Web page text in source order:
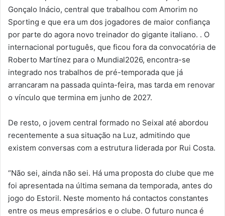
Gonçalo Inácio, central que trabalhou com Amorim no
Sporting e que era um dos jogadores de maior confiança
por parte do agora novo treinador do gigante italiano. . O
internacional português, que ficou fora da convocatória de
Roberto Martínez para o Mundial2026, encontra-se
integrado nos trabalhos de pré-temporada que já
arrancaram na passada quinta-feira, mas tarda em renovar
o vínculo que termina em junho de 2027.
De resto, o jovem central formado no Seixal até abordou
recentemente a sua situação na Luz, admitindo que
existem conversas com a estrutura liderada por Rui Costa.
“Não sei, ainda não sei. Há uma proposta do clube que me
foi apresentada na última semana da temporada, antes do
jogo do Estoril. Neste momento há contactos constantes
entre os meus empresários e o clube. O futuro nunca é